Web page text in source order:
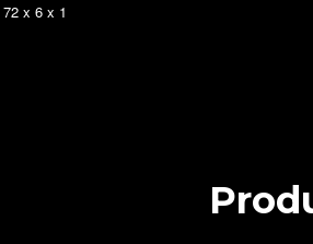
72 x 6 x 1